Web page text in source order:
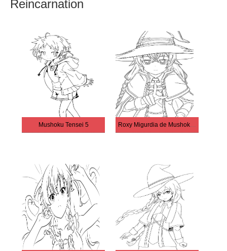
Reincarnation
Mushoku Tensei 5 Roxy Migurdia de Mushoku Tensei